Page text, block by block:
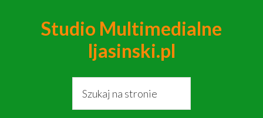
Studio Multimedialne
ljasinski.pl